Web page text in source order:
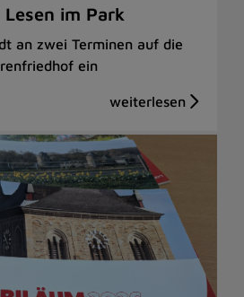
Lesen im Park
an zwei Terminen auf die
ein